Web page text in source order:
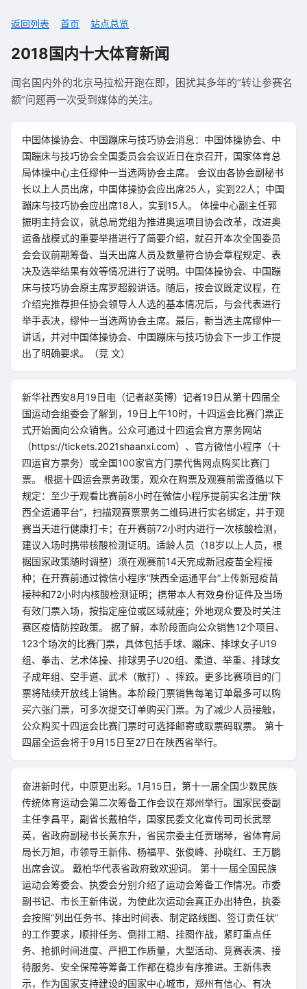
返回列表 首页 站点总览
2018国内十大体育新闻
闻名国内外的北京马拉松开跑在即，困扰其多年的“转让参赛名
额”问题再一次受到媒体的关注。
中国体操协会、中国蹦床与技巧协会消息：中国体操协会、中
国蹦床与技巧协会全国委员会会议近日在京召开，国家体育总
局体操中心主任缪仲一当选两协会主席。 会议由各协会副秘书
长以上人员出席，中国体操协会应出席25人，实到22人；中国
蹦床与技巧协会应出席18人，实到15人。 体操中心副主任郭
振明主持会议，就总局党组为推进奥运项目协会改革，改进奥
运备战模式的重要举措进行了简要介绍，就召开本次全国委员
会会议前期筹备、当天出席人员及数量符合协会章程规定、表
决及选举结果有效等情况进行了说明。中国体操协会、中国蹦
床与技巧协会原主席罗超毅讲话。随后，按会议既定议程，在
介绍完推荐担任协会领导人人选的基本情况后，与会代表进行
举手表决，缪仲一当选两协会主席。最后，新当选主席缪仲一
讲话，并对中国体操协会、中国蹦床与技巧协会下一步工作提
出了明确要求。（竞 文）
新华社西安8月19日电（记者赵英博）记者19日从第十四届全
国运动会组委会了解到，19日上午10时，十四运会比赛门票正
式开始面向公众销售。公众可通过十四运会官方票务网站
（https://tickets.2021shaanxi.com）、官方微信小程序（十
四运官方票务）或全国100家官方门票代售网点购买比赛门
票。 根据十四运会票务政策，观众在购票及观赛前需遵循以下
规定：至少于观看比赛前8小时在微信小程序提前实名注册“陕
西全运通平台”，扫描观赛票票务二维码进行实名绑定，并于观
赛当天进行健康打卡；在开赛前72小时内进行一次核酸检测，
建议入场时携带核酸检测证明。适龄人员（18岁以上人员，根
据国家政策随时调整）须在观赛前14天完成新冠疫苗全程接
种；在开赛前通过微信小程序“陕西全运通平台”上传新冠疫苗
接种和72小时内核酸检测证明；携带本人有效身份证件及当场
有效门票入场，按指定座位或区域就座；外地观众要及时关注
赛区疫情防控政策。 据了解，本阶段面向公众销售12个项目、
123个场次的比赛门票，具体包括手球、蹦床、排球女子U19
组、拳击、艺术体操、排球男子U20组、柔道、举重、排球女
子成年组、空手道、武术（散打）、摔跤。更多比赛项目的门
票将陆续开放线上销售。本阶段门票销售每笔订单最多可以购
买六张门票，可多次提交订单购买门票。为了减少人员接触，
公众购买十四运会比赛门票时可选择邮寄或取票码取票。 第十
四届全运会将于9月15日至27日在陕西省举行。
奋进新时代，中原更出彩。1月15日，第十一届全国少数民族
传统体育运动会第二次筹备工作会议在郑州举行。国家民委副
主任李昌平，副省长戴柏华，国家民委文化宣传司司长武翠
英，省政府副秘书长黄东升，省民宗委主任贾瑞琴，省体育局
局长万旭，市领导王新伟、杨福平、张俊峰、孙晓红、王万鹏
出席会议。 戴柏华代表省政府致欢迎词。 第十一届全国民族
运动会筹委会、执委会分别介绍了运动会筹备工作情况。市委
副书记、市长王新伟说，为使此次运动会真正办出特色，执委
会按照“列出任务书、排出时间表、制定路线图、签订责任状”
的工作要求，顺排任务、倒排工期、挂图作战，紧盯重点任
务、抢抓时间进度、严把工作质量，大型活动、竞赛表演、接
待服务、安全保障等筹备工作都在稳步有序推进。王新伟表
示，作为国家支持建设的国家中心城市，郑州有信心、有决